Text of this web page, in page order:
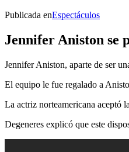
Publicada enEspectáculos
Jennifer Aniston se
Jennifer Aniston, aparte de ser
El equipo le fue regalado a
La actriz norteamericana aceptó
Degeneres explicó que este